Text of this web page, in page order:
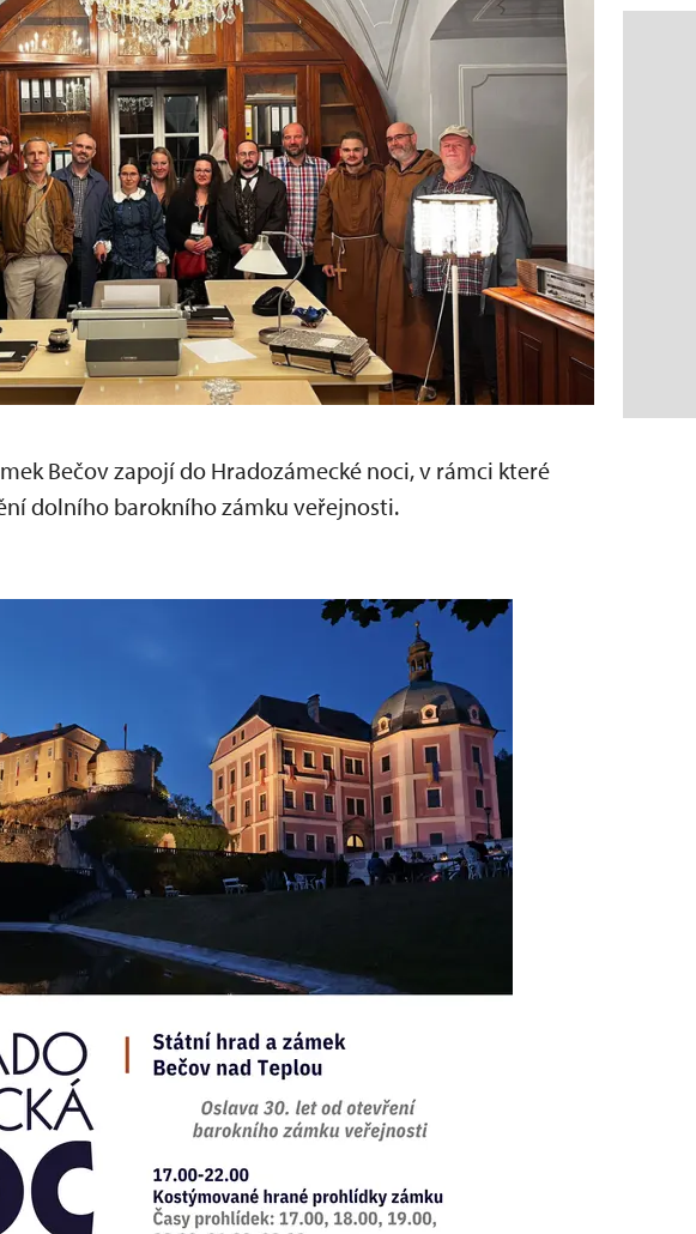
Bečov zapojí do Hradozámecké noci, v rámci které
dolního barokního zámku veřejnosti.